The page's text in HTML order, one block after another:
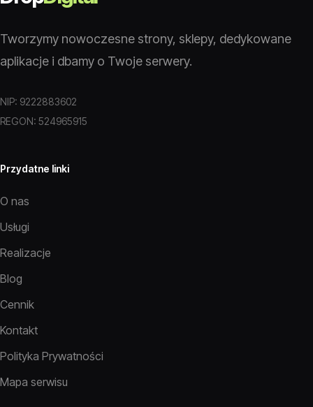
Tworzymy nowoczesne strony, sklepy, dedykowane
aplikacje i dbamy o Twoje serwery.
NIP: 9222883602
REGON: 524965915
Przydatne linki
O nas
Usługi
Realizacje
Blog
Cennik
Kontakt
Polityka Prywatności
Mapa serwisu